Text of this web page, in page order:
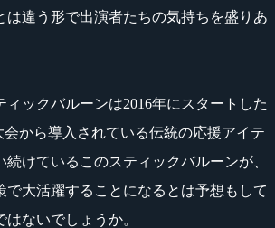
は違う形で出演者たちの気持ちを盛りあ
ィックバルーンは2016年にスタートした
会から導入されている伝統の応援アイテ
続けているこのスティックバルーンが、
で大活躍することになるとは予想もして
ないでしょうか。